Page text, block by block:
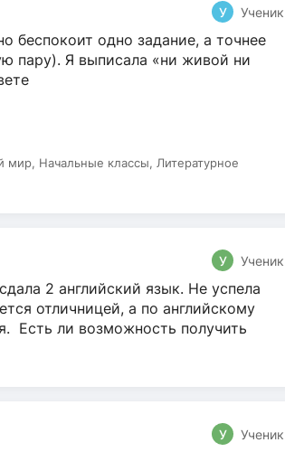
У Ученик
беспокоит одно задание, а точнее
пару). Я выписала «ни живой ни
Начальные классы, Литературное
У Ученик
2 английский язык. Не успела
отличницей, а по английскому
Есть ли возможность получить
У Ученик